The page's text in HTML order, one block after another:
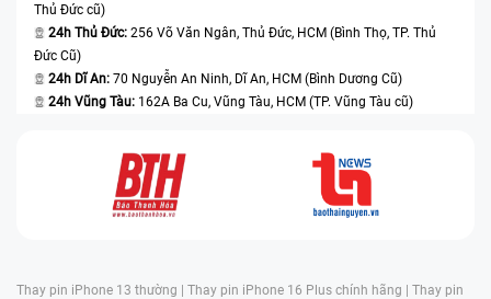
Thủ Đức cũ)
24h Thủ Đức: 256 Võ Văn Ngân, Thủ Đức, HCM (Bình Thọ, TP. Thủ
Đức Cũ)
24h Dĩ An: 70 Nguyễn An Ninh, Dĩ An, HCM (Bình Dương Cũ)
24h Vũng Tàu: 162A Ba Cu, Vũng Tàu, HCM (TP. Vũng Tàu cũ)
Thay pin iPhone 13 thường | Thay pin iPhone 16 Plus chính hãng | Thay pin